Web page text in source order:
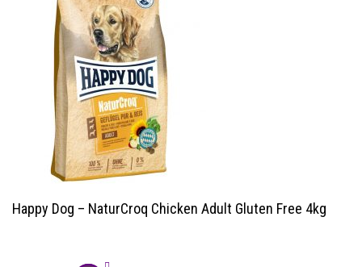
Happy Dog – NaturCroq Chicken Adult Gluten Free 4kg